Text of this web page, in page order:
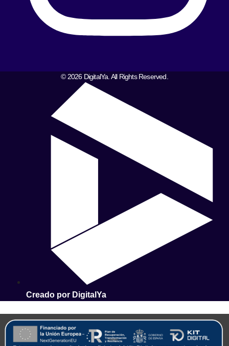
© 2026 DigitalYa. All Rights Reserved.
Creado por DigitalYa